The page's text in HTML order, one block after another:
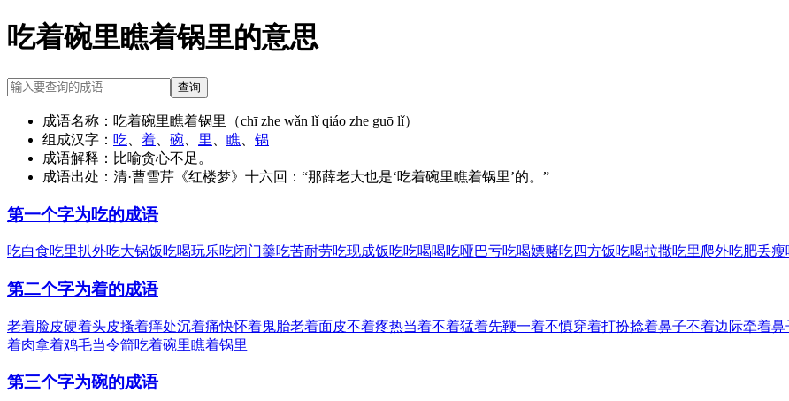
吃着碗里瞧着锅里的意思
查询
成语名称： 吃着碗里瞧着锅里（chī zhe wǎn lǐ qiáo zhe guō lǐ）
组成汉字： 吃 着 碗 里 瞧
锅
成语解释： 比喻贪心不足。
成语出处： 清·曹雪芹《红楼梦》十六回：“那薛老大也是‘吃着碗里瞧着锅里’的。”
第一个字为吃的成语
吃白食吃里扒外吃大锅饭吃喝玩乐吃闭门羹吃苦耐劳吃现成饭吃吃喝喝吃哑巴亏吃喝嫖赌吃四方饭吃喝拉撒吃里爬外吃肥丢瘦
第二个字为着的成语
老着脸皮硬着头皮搔着痒处沉着痛快怀着鬼胎老着面皮不着疼热当着不着猛着先鞭一着不慎穿着打扮捻着鼻子不着边际牵着鼻
着肉拿着鸡毛当令箭吃着碗里瞧着锅里
第三个字为碗的成语